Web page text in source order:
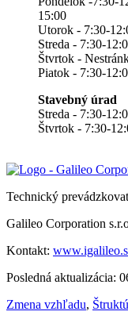
15:00
Utorok - 7:30-
Streda - 7:30-
Štvrtok -
Piatok - 7:30-
Stavebný úrad
Streda - 7:30-
Štvrtok - 7:30-
Technický
Galileo Corporation
Kontakt:
Posledná aktualizácia:
Zmena vzhľadu,